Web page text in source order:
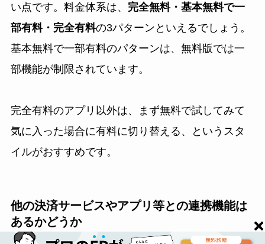
い点です。料金体系は、 完全無料・基本無料で一
部有料・完全有料の3パターンといえるでしょう。
基本無料で一部有料のパターンは、無料版では一
部機能が制限されています。
完全有料のアプリ以外は、まず無料で試してみて
気に入った場合に有料に切り替える、というスタ
イルがおすすめです。
他の決済サービスやアプリ等との連携機能は
あるかどうか